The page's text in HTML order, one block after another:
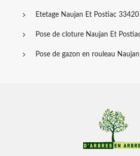
Etetage Naujan Et Postiac 33420
Pose de cloture Naujan Et
Pose de gazon en rouleau